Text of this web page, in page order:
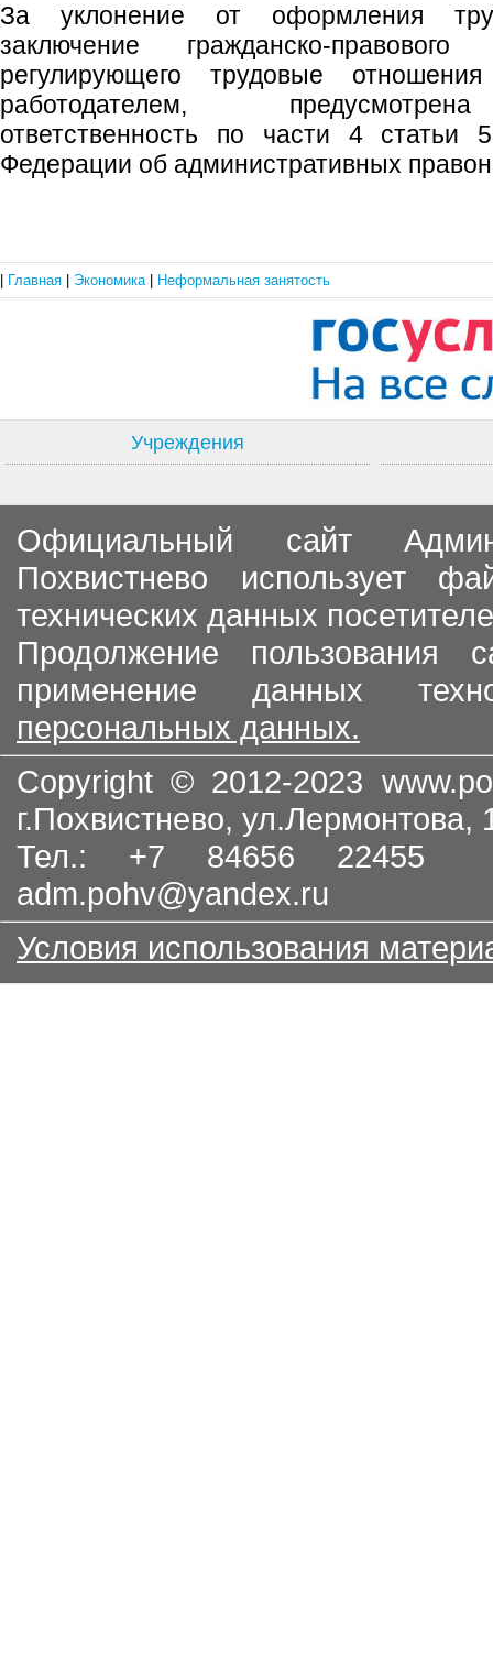
За уклонение от оформления
заключение гражданско-
регулирующего трудовые
работодателем,
ответственность по части 4 статьи
Федерации об административных
Главная Экономика Неформальная занятость
Учреждения
Официальный сайт
Похвистнево использует
технических данных
Продолжение пользования
применение данных
персональных данных.
Copyright © 2012-2023
г.Похвистнево, ул.Лермонтова,
Тел.: +7 84656
adm.pohv@yandex.ru
Условия использования